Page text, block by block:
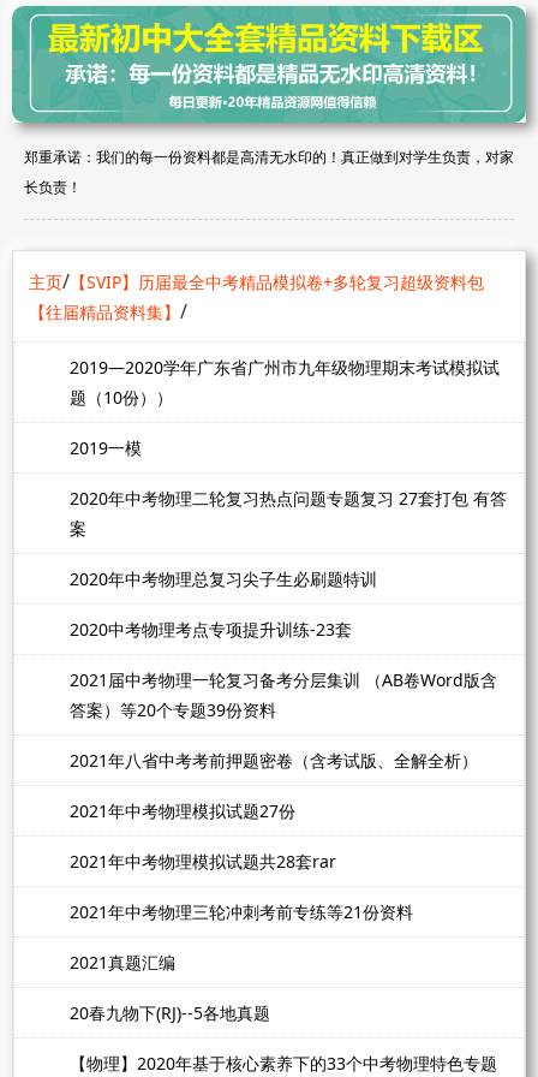
郑重承诺：我们的每一份资料都是高清无水印的！真正做到对学生负责，对家
长负责！
主页/【SVIP】历届最全中考精品模拟卷+多轮复习超级资料包
【往届精品资料集】 /
2019—2020学年广东省广州市九年级物理期末考试模拟试
题（10份））
2019一模
2020年中考物理二轮复习热点问题专题复习 27套打包 有答
案
2020年中考物理总复习尖子生必刷题特训
2020中考物理考点专项提升训练-23套
2021届中考物理一轮复习备考分层集训 （AB卷Word版含
答案）等20个专题39份资料
2021年八省中考考前押题密卷（含考试版、全解全析）
2021年中考物理模拟试题27份
2021年中考物理模拟试题共28套rar
2021年中考物理三轮冲刺考前专练等21份资料
2021真题汇编
20春九物下(RJ)--5各地真题
【物理】2020年基于核心素养下的33个中考物理特色专题